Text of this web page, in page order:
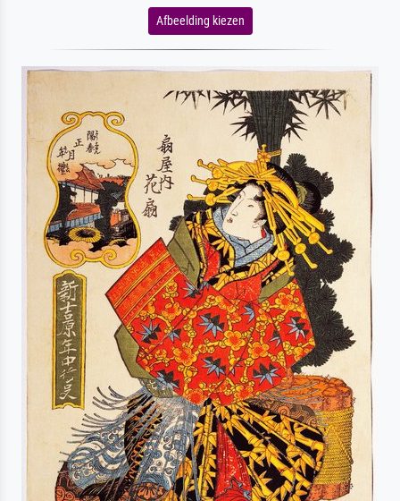
Afbeelding kiezen